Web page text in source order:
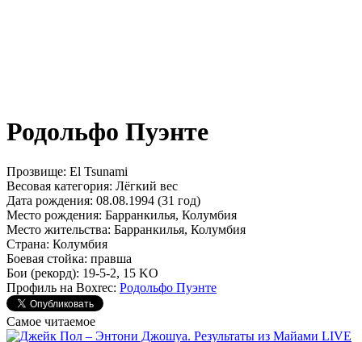
Родольфо Пуэнте
Прозвище: El Tsunami
Весовая категория: Лёгкий вес
Дата рождения: 08.08.1994 (31 год)
Место рождения: Барранкилья, Колумбия
Место жительства: Барранкилья, Колумбия
Страна: Колумбия
Боевая стойка: правша
Бои (рекорд): 19-5-2, 15 KO
Профиль на Boxrec: Родольфо Пуэнте
Самое читаемое